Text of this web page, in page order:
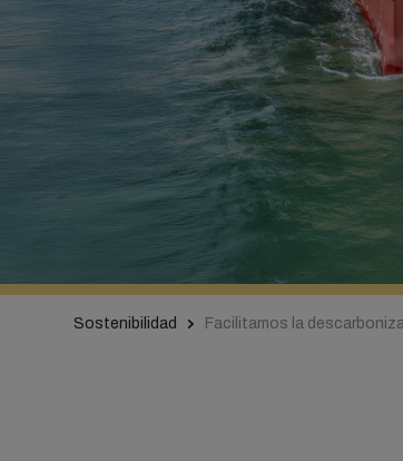
Sostenibilidad Facilitamos la